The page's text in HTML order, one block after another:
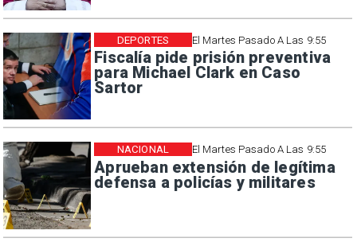
El Martes Pasado A Las 9:55
Fiscalía pide prisión preventiva
para Michael Clark en Caso
Sartor
DEPORTES
El Martes Pasado A Las 9:55
Aprueban extensión de legítima
defensa a policías y militares
NACIONAL